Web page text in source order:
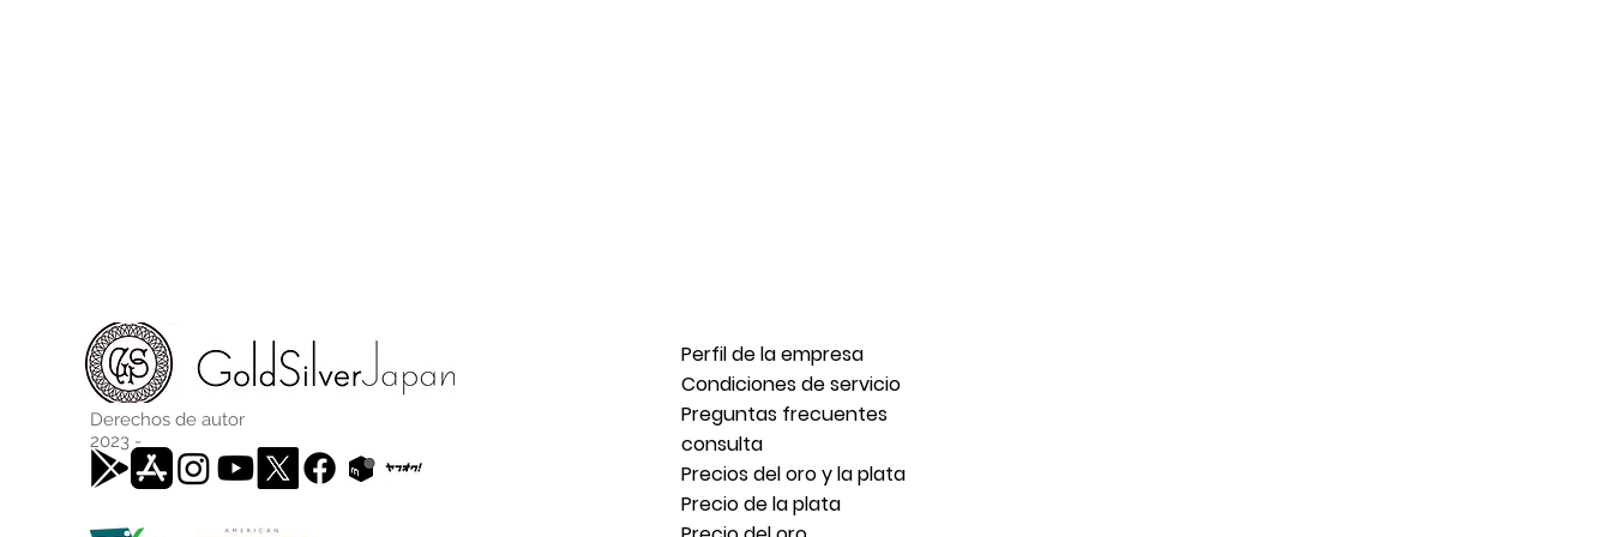
Derechos de autor
2023 -
Perfil de la empresa
Condiciones de servicio
Preguntas frecuentes
consulta
Precios del oro y la plata
Precio de la plata